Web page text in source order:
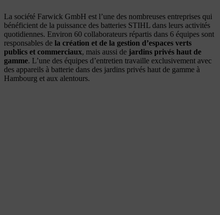
La société Farwick GmbH est l’une des nombreuses entreprises qui
bénéficient de la puissance des batteries STIHL dans leurs activités
quotidiennes. Environ 60 collaborateurs répartis dans 6 équipes sont
responsables de la création et de la gestion d’espaces verts
publics et commerciaux, mais aussi de jardins privés haut de
gamme. L’une des équipes d’entretien travaille exclusivement avec
des appareils à batterie dans des jardins privés haut de gamme à
Hambourg et aux alentours.